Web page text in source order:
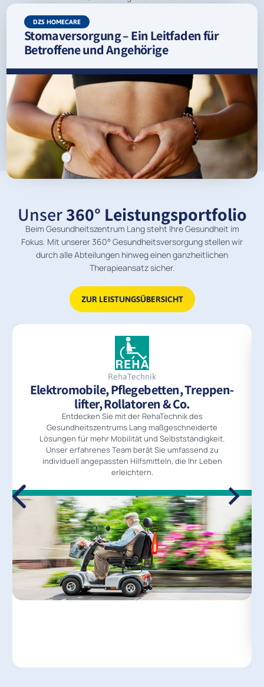
DZS HOMECARE
Stomaversorgung – Ein Leitfaden für
Betroffene und Angehörige
Unser360° Leistungsportfolio
Beim Gesundheitszentrum Lang steht Ihre Gesundheit im
Fokus. Mit unserer 360° Gesundheitsversorgung stellen wir
durch alle Abteilungen hinweg einen ganzheitlichen
Therapieansatz sicher.
ZUR LEISTUNGSÜBERSICHT
RehaTechnik
Elektromobile, Pflegebetten, Treppen­
lifter, Rollatoren & Co.
Entdecken Sie mit der RehaTechnik des
Gesundheitszentrums Lang maßgeschneiderte
Lösungen für mehr Mobilität und Selbstständigkeit.
Unser erfahrenes Team berät Sie umfassend zu
individuell angepassten Hilfsmitteln, die Ihr Leben
erleichtern.